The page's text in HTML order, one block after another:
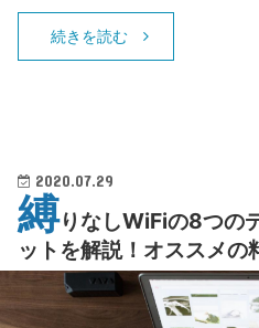
続きを読む
2020.07.29
縛りなしWiFiの8つの
ットを解説！オススメの